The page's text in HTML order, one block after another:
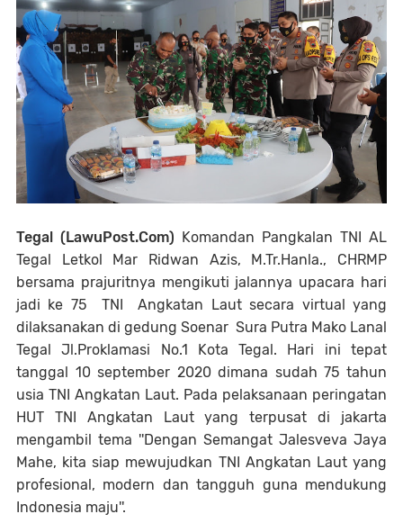
Tegal (LawuPost.Com) Komandan Pangkalan TNI AL
Tegal Letkol Mar Ridwan Azis, M.Tr.Hanla., CHRMP
bersama prajuritnya mengikuti jalannya upacara hari
jadi ke 75 TNI Angkatan Laut secara virtual yang
dilaksanakan di gedung Soenar Sura Putra Mako Lanal
Tegal Jl.Proklamasi No.1 Kota Tegal. Hari ini tepat
tanggal 10 september 2020 dimana sudah 75 tahun
usia TNI Angkatan Laut. Pada pelaksanaan peringatan
HUT TNI Angkatan Laut yang terpusat di jakarta
mengambil tema ''Dengan Semangat Jalesveva Jaya
Mahe, kita siap mewujudkan TNI Angkatan Laut yang
profesional, modern dan tangguh guna mendukung
Indonesia maju''.